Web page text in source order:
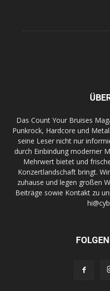
Das Count Your Bruises
Punkrock, Hardcore und
seine Leser nicht nur
durch Einbindung moderner
Mehrwert bietet und
Konzertlandschaft bringt.
zuhause und legen großen
Beiträge sowie Kontakt zu